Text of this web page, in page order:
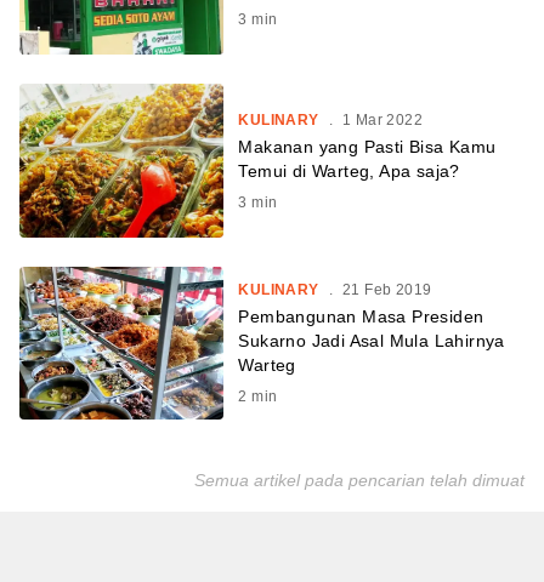
3 min
KULINARY 1 Mar 2022
Makanan yang Pasti Bisa Kamu
Temui di Warteg, Apa saja?
3 min
KULINARY . 21 Feb 2019
Pembangunan Masa Presiden
Sukarno Jadi Asal Mula Lahirnya
Warteg
2 min
Semua artikel pada pencarian telah dimuat